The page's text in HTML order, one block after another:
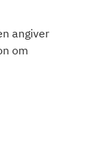
angiver
om